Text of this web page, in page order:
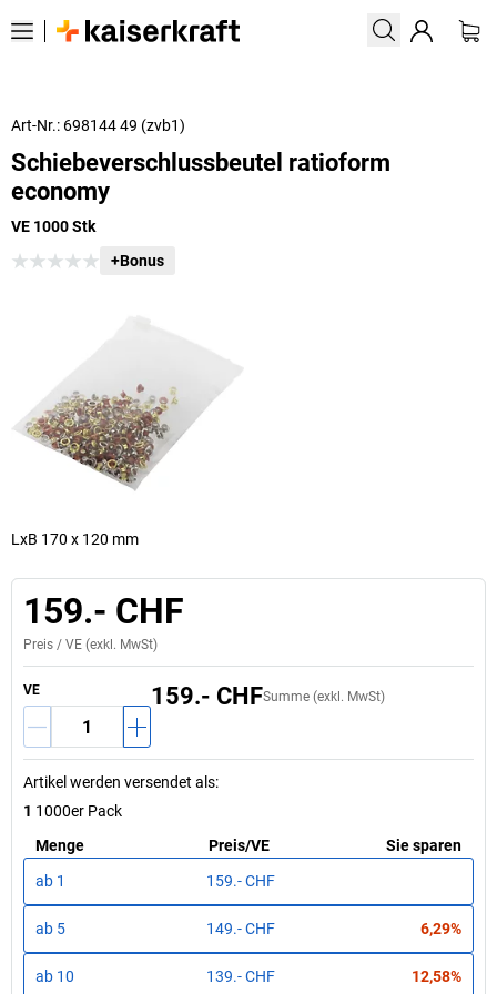
Art-Nr.: 698144 49 (zvb1)
Schiebeverschlussbeutel ratioform
economy
VE 1000 Stk
+Bonus
LxB 170 x 120 mm
159.- CHF
Preis / VE (exkl. MwSt)
VE Summe (exkl. MwSt)
159.- CHF
Artikel werden versendet als:
1 1000er Pack
Menge
Preis/VE
Sie sparen
ab 1 159.- CHF
ab 5 149.- CHF 6,29%
ab 10 139.- CHF 12,58%